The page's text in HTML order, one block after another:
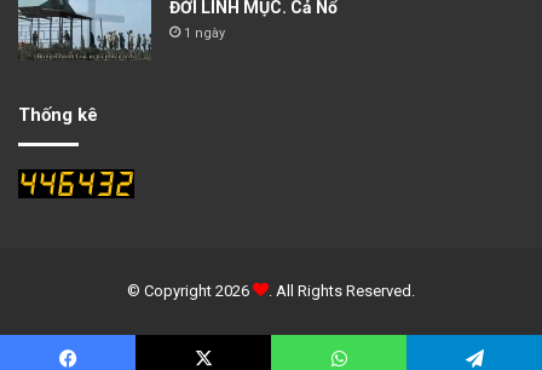
ĐỜI LINH MỤC. Cả Nổ
1 ngày
Thống kê
© Copyright 2026 . All Rights Reserved.